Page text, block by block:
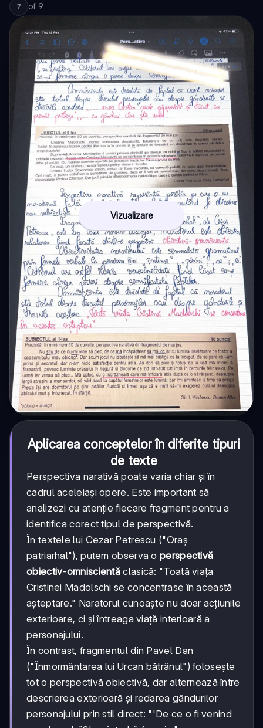
7 of 9
Vizualizare
Aplicarea conceptelor în diferite tipuri
de texte
Perspectiva narativă poate varia chiar și în
cadrul aceleiași opere. Este important să
analizezi cu atenție fiecare fragment pentru a
identifica corect tipul de perspectivă.
În textele lui Cezar Petrescu ("Oraș
patriarhal"), putem observa operspectivă
obiectiv-omniscientă clasică: "Toată viața
Cristinei Madolschi se concentrase în această
așteptare." Naratorul cunoaște nu doar acțiunile
exterioare, ci și întreaga viață interioară a
personajului.
În contrast, fragmentul din Pavel Dan
("Înmormântarea lui Urcan bătrânul") folosește
tot o perspectivă obiectivă, dar alternează între
descrierea exterioară și redarea gândurilor
personajului prin stil direct: "'De ce o fi venind